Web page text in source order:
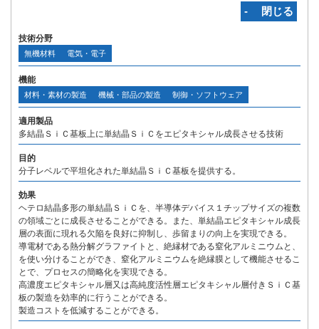
‐ 閉じる
技術分野
無機材料 電気・電子
機能
材料・素材の製造 機械・部品の製造 制御・ソフトウェア
適用製品
多結晶ＳｉＣ基板上に単結晶ＳｉＣをエピタキシャル成長させる技術
目的
分子レベルで平坦化された単結晶ＳｉＣ基板を提供する。
効果
ヘテロ結晶多形の単結晶ＳｉＣを、半導体デバイス１チップサイズの複数
の領域ごとに成長させることができる。また、単結晶エピタキシャル成長
層の表面に現れる欠陥を良好に抑制し、歩留まりの向上を実現できる。
導電材である熱分解グラファイトと、絶縁材である窒化アルミニウムと、
を使い分けることができ、窒化アルミニウムを絶縁膜として機能させるこ
とで、プロセスの簡略化を実現できる。
高濃度エピタキシャル層又は高純度活性層エピタキシャル層付きＳｉＣ基
板の製造を効率的に行うことができる。
製造コストを低減することができる。